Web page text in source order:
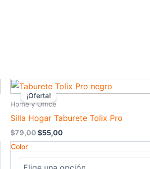
¡Oferta!
Home y Office
Silla Hogar Taburete Tolix Pro
$79,00
precio
original
era:
$79,00.
$55,00
El
precio
$55,00.
Color
múltiples